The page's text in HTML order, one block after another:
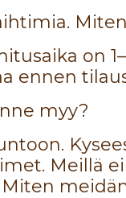
on
ennen
myy?
Meillä